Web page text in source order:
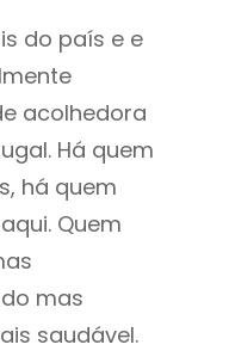
do país e e
acolhedora
Há quem
há quem
Quem
mas
saudável.